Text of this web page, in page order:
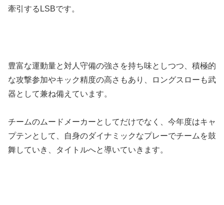
牽引するLSBです。
豊富な運動量と対人守備の強さを持ち味としつつ、積極的
な攻撃参加やキック精度の高さもあり、ロングスローも武
器として兼ね備えています。
チームのムードメーカーとしてだけでなく、今年度はキャ
プテンとして、自身のダイナミックなプレーでチームを鼓
舞していき、タイトルへと導いていきます。